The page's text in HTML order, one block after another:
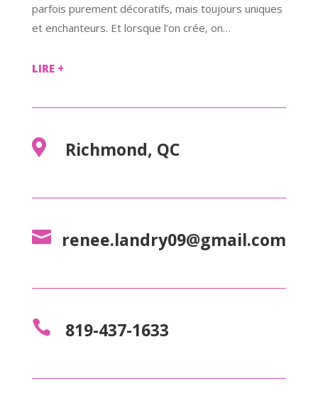
parfois purement décoratifs, mais toujours uniques
et enchanteurs. Et lorsque l’on crée, on…
LIRE +
 Richmond, QC
 renee.landry09@gmail.com
 819-437-1633